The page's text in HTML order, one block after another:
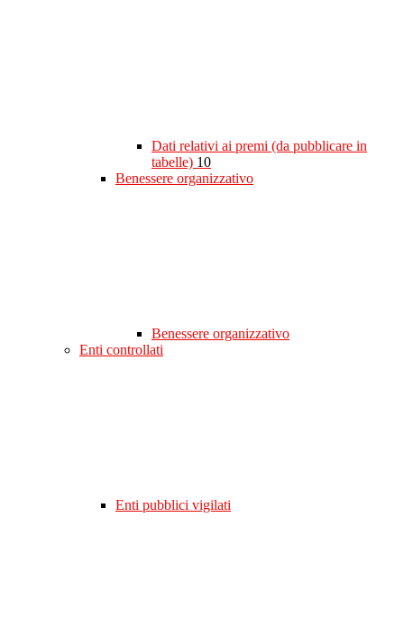
Dati relativi ai premi (da pubblicare in
tabelle) 10
Benessere organizzativo
Benessere organizzativo
Enti controllati
Enti pubblici vigilati